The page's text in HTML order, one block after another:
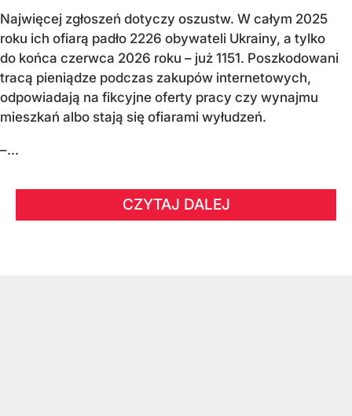
Najwięcej zgłoszeń dotyczy oszustw. W całym 2025
roku ich ofiarą padło 2226 obywateli Ukrainy, a tylko
do końca czerwca 2026 roku – już 1151. Poszkodowani
tracą pieniądze podczas zakupów internetowych,
odpowiadają na fikcyjne oferty pracy czy wynajmu
mieszkań albo stają się ofiarami wyłudzeń.
–...
CZYTAJ DALEJ